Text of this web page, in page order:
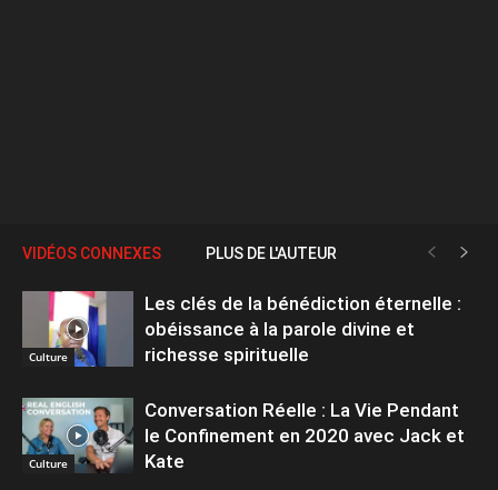
VIDÉOS CONNEXES PLUS DE L'AUTEUR
Culture
Les clés de la bénédiction éternelle :
obéissance à la parole divine et
richesse spirituelle
Culture
Conversation Réelle : La Vie Pendant
le Confinement en 2020 avec Jack et
Kate